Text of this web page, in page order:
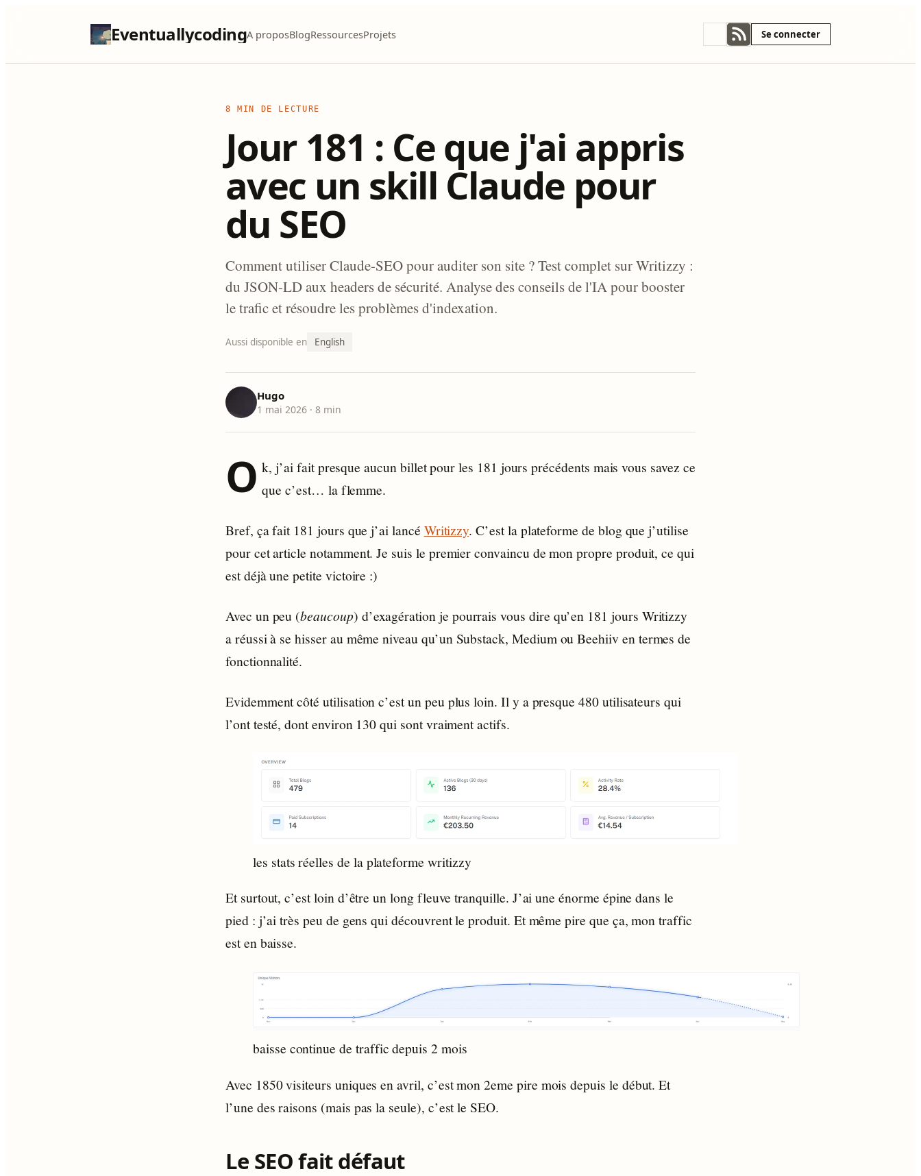
EventuallycodingA proposBlogRessourcesProjets Se connecter
8 MIN DE LECTURE
Jour 181 : Ce que j'ai appris
avec un skill Claude pour
du SEO
Comment utiliser Claude-SEO pour auditer son site ? Test complet sur Writizzy :
du JSON-LD aux headers de sécurité. Analyse des conseils de l'IA pour booster
le trafic et résoudre les problèmes d'indexation.
Aussi disponible en English
Hugo
1 mai 2026 · 8 min
O k, j’ai fait presque aucun billet pour les 181 jours précédents mais vous savez ce
que c’est… la flemme.
Bref, ça fait 181 jours que j’ai lancé Writizzy. C’est la plateforme de blog que j’utilise
pour cet article notamment. Je suis le premier convaincu de mon propre produit, ce qui
est déjà une petite victoire :)
Avec un peu (beaucoup) d’exagération je pourrais vous dire qu’en 181 jours Writizzy
a réussi à se hisser au même niveau qu’un Substack, Medium ou Beehiiv en termes de
fonctionnalité.
Evidemment côté utilisation c’est un peu plus loin. Il y a presque 480 utilisateurs qui
l’ont testé, dont environ 130 qui sont vraiment actifs.
les stats réelles de la plateforme writizzy
Et surtout, c’est loin d’être un long fleuve tranquille. J’ai une énorme épine dans le
pied : j’ai très peu de gens qui découvrent le produit. Et même pire que ça, mon traffic
est en baisse.
baisse continue de traffic depuis 2 mois
Avec 1850 visiteurs uniques en avril, c’est mon 2eme pire mois depuis le début. Et
l’une des raisons (mais pas la seule), c’est le SEO.
Le SEO fait défaut